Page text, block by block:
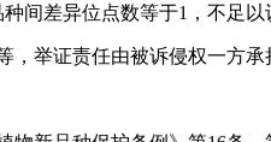
间差异位点数等于1，不足
，举证责任由被诉侵权一方承